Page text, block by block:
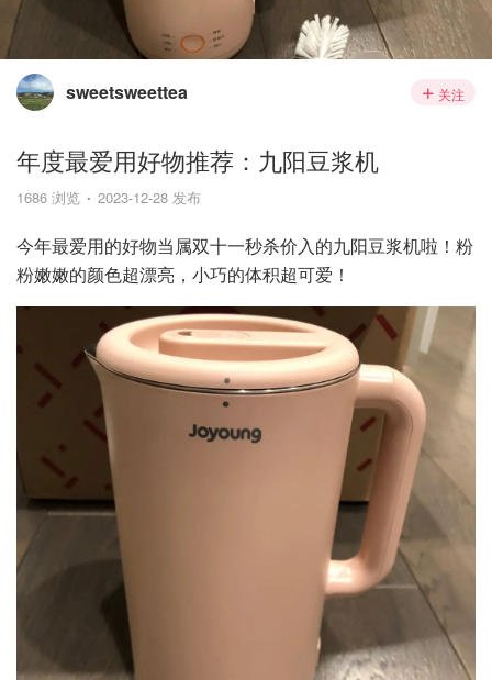
sweetsweettea 关注
年度最爱用好物推荐：九阳豆浆机
1686 浏览 2023-12-28 发布
今年最爱用的好物当属双十一秒杀价入的九阳豆浆机啦！粉
粉嫩嫩的颜色超漂亮，小巧的体积超可爱！